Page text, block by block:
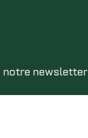
notre newsletter